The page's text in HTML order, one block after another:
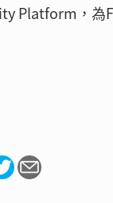
Platform，為